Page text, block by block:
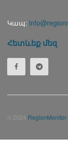
Կապ:
Հետևեք մեզ
© 2024 RegionMonitor